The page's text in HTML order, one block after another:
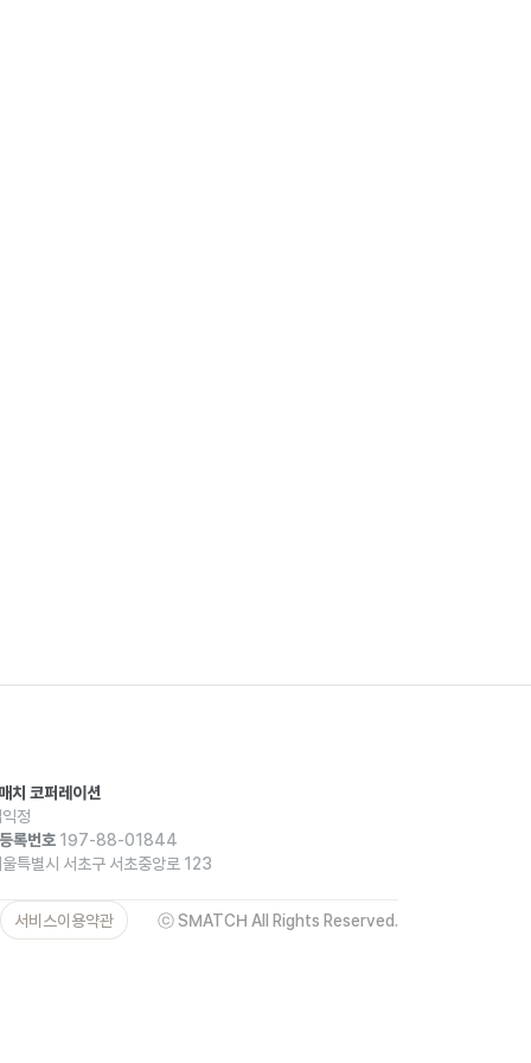
치 코퍼레이션
정
록번호197-88-01844
특별시 서초구 서초중앙로 123
서비스이용약관 ⓒ SMATCH All Rights Reserved.